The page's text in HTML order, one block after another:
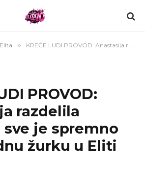
» KREĆE LUDI PROVOD: Anastasija razdelila budžete, sve je spremno za još jednu žurku u Eliti (VIDEO)
PROVOD:
razdelila
je spremno
žurku u Eliti